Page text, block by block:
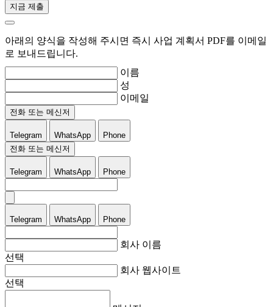
지금 제출
아래의 양식을 작성해 주시면 즉시 사업 계획서 PDF를 이메일
로 보내드립니다.
이름
성
이메일
전화 또는 메신저
Telegram WhatsApp
Phone
전화 또는 메신저
Telegram WhatsApp Phone
Telegram WhatsApp Phone
회사 이름
선택
회사 웹사이트
선택